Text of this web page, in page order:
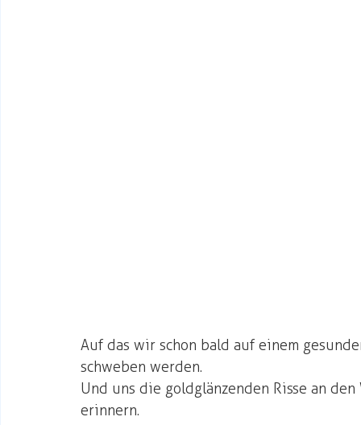
Auf das wir schon bald auf einem
schweben werden.
Und uns die goldglänzenden Risse an
erinnern.